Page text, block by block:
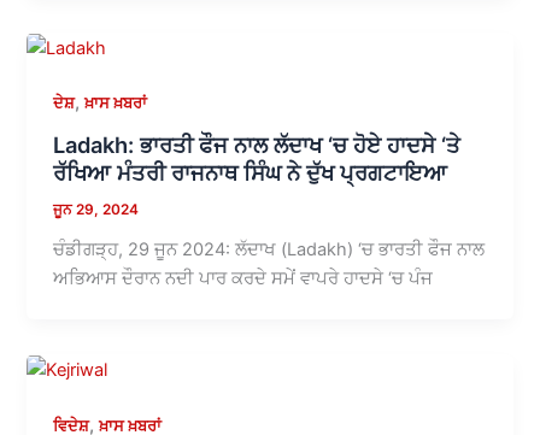
ਦੇਸ਼,ਖ਼ਾਸ ਖ਼ਬਰਾਂ
Ladakh: ਭਾਰਤੀ ਫੌਜ ਨਾਲ ਲੱਦਾਖ ‘ਚ ਹੋਏ ਹਾਦਸੇ ‘ਤੇ
ਰੱਖਿਆ ਮੰਤਰੀ ਰਾਜਨਾਥ ਸਿੰਘ ਨੇ ਦੁੱਖ ਪ੍ਰਗਟਾਇਆ
ਜੂਨ 29, 2024
ਚੰਡੀਗੜ੍ਹ, 29 ਜੂਨ 2024: ਲੱਦਾਖ (Ladakh) ‘ਚ ਭਾਰਤੀ ਫੌਜ ਨਾਲ
ਅਭਿਆਸ ਦੌਰਾਨ ਨਦੀ ਪਾਰ ਕਰਦੇ ਸਮੇਂ ਵਾਪਰੇ ਹਾਦਸੇ ‘ਚ ਪੰਜ
ਵਿਦੇਸ਼,ਖ਼ਾਸ ਖ਼ਬਰਾਂ